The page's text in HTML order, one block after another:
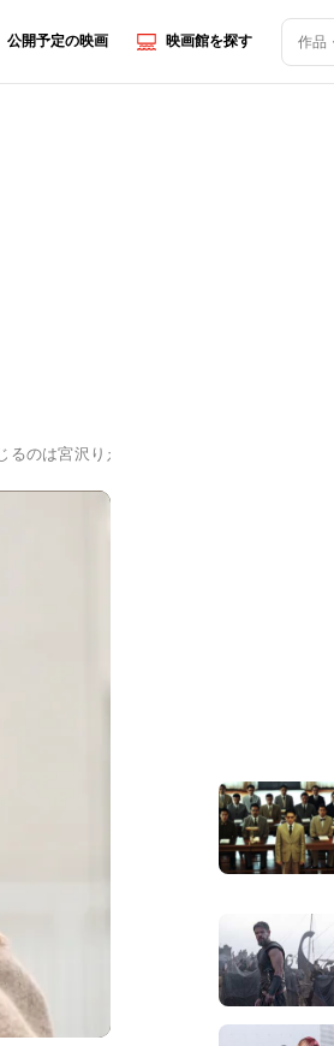
公開予定の映画 映画館を探す
るのは宮沢りえ！『映画ラストマン -